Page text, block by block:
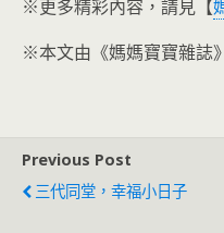
※更多精彩內容，請見【
※本文由《媽媽寶寶雜誌
Previous Post
三代同堂，幸福小日子